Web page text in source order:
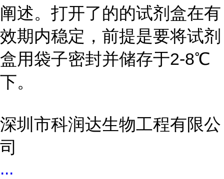
阐述。打开了的的试剂盒在有
效期内稳定，前提是要将试剂
盒用袋子密封并储存于2-8℃
下。
深圳市科润达生物工程有限公
司
...